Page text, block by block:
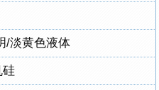
/淡黄色液体
硅